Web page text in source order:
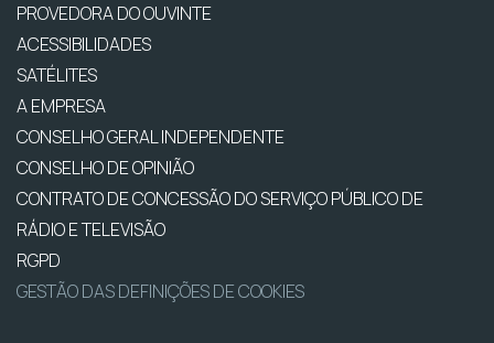
PROVEDORA DO OUVINTE
ACESSIBILIDADES
SATÉLITES
A EMPRESA
CONSELHO GERAL INDEPENDENTE
CONSELHO DE OPINIÃO
CONTRATO DE CONCESSÃO DO SERVIÇO PÚBLICO DE
RÁDIO E TELEVISÃO
RGPD
GESTÃO DAS DEFINIÇÕES DE COOKIES